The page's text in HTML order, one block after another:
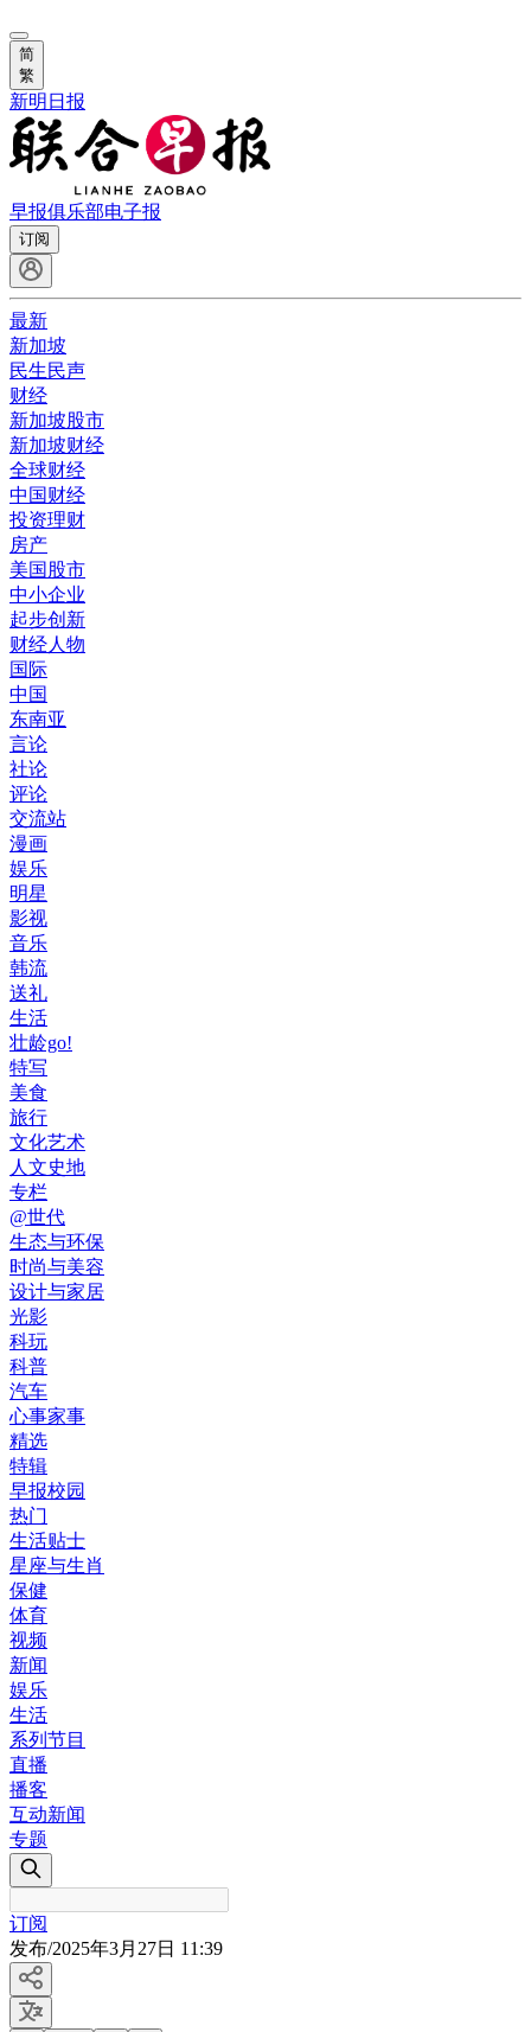
简
繁
新明日报
早报俱乐部电子报
订阅
最新
新加坡
民生民声
财经
新加坡股市
新加坡财经
全球财经
中国财经
投资理财
房产
美国股市
中小企业
起步创新
财经人物
国际
中国
东南亚
言论
社论
评论
交流站
漫画
娱乐
明星
影视
音乐
韩流
送礼
生活
壮龄go!
特写
美食
旅行
文化艺术
人文史地
专栏
@世代
生态与环保
时尚与美容
设计与家居
光影
科玩
科普
汽车
心事家事
精选
特辑
早报校园
热门
生活贴士
星座与生肖
保健
体育
视频
新闻
娱乐
生活
系列节目
直播
播客
互动新闻
专题
订阅
发布/2025年3月27日 11:39